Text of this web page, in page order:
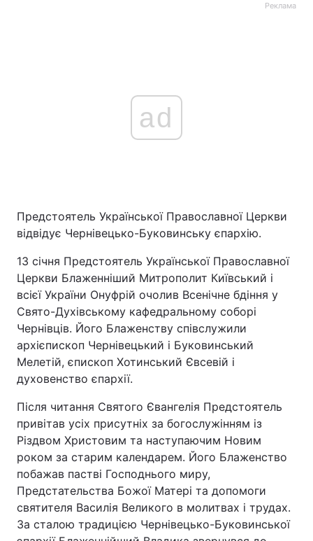
Реклама
ad
Предстоятель Української Православної Церкви
відвідує Чернівецько-Буковинську єпархію.
13 січня Предстоятель Української Православної
Церкви Блаженніший Митрополит Київський і
всієї України Онуфрій очолив Всенічне бдіння у
Свято-Духівському кафедральному соборі
Чернівців. Його Блаженству співслужили
архієпископ Чернівецький і Буковинський
Мелетій, єпископ Хотинський Євсевій і
духовенство єпархії.
Після читання Святого Євангелія Предстоятель
привітав усіх присутніх за богослужінням із
Різдвом Христовим та наступаючим Новим
роком за старим календарем. Його Блаженство
побажав пастві Господнього миру,
Предстательства Божої Матері та допомоги
святителя Василія Великого в молитвах і трудах.
За сталою традицією Чернівецько-Буковинської